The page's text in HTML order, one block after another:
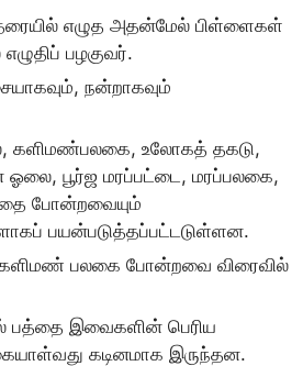
தரையில் எழுத அதன்மேல் பிள்ளைகள்
பழகுவர்.
நன்றாகவும்
களிமண்பலகை, உலோகத் தகடு,
பூர்ஜ மரப்பட்டை, மரப்பலகை,
போன்றவையும்
பயன்படுத்தப்பட்டடுள்ளன.
பலகை போன்றவை விரைவில்
பத்தை இவைகளின் பெரிய
கடினமாக இருந்தன.